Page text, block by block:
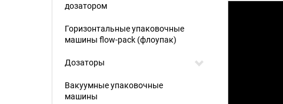
дозатором
Горизонтальные упаковочные
машины flow-pack (флоупак)
Дозаторы
Вакуумные упаковочные
машины